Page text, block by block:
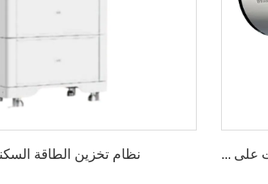
جهاز تسخين ماء بالمضخة الحرارية مدمج ومثبت على الحائط نظام تخزين الطاقة